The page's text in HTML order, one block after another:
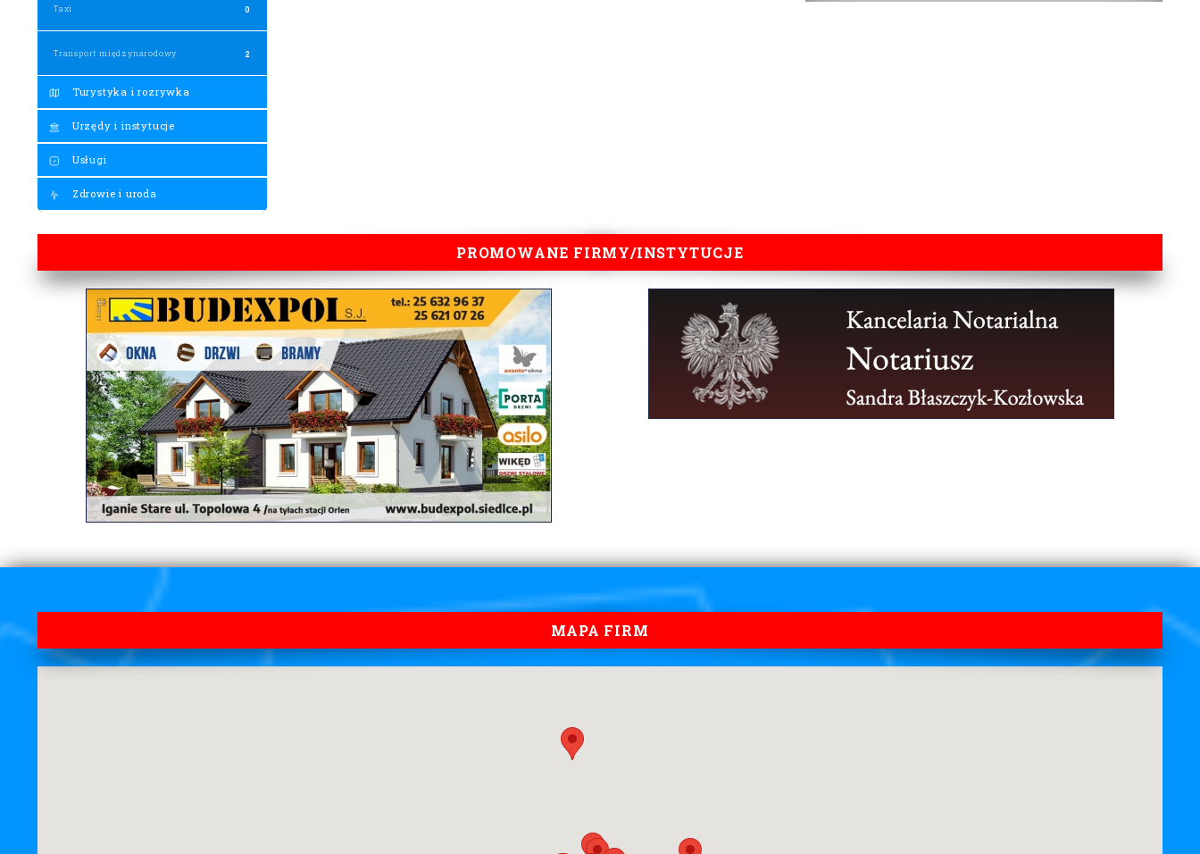
Taxi 0
Transport międzynarodowy 2
Turystyka i rozrywka
Urzędy i instytucje
Usługi
Zdrowie i uroda
PROMOWANE FIRMY/INSTYTUCJE
MAPA FIRM